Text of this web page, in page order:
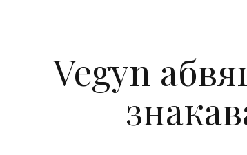
Vegyn